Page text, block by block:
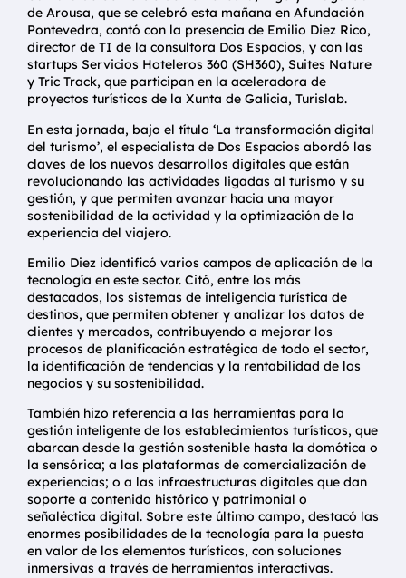
de Arousa, que se celebró esta mañana en Afundación
Pontevedra, contó con la presencia de Emilio Diez Rico,
director de TI de la consultora Dos Espacios, y con las
startups Servicios Hoteleros 360 (SH360), Suites Nature
y Tric Track, que participan en la aceleradora de
proyectos turísticos de la Xunta de Galicia, Turislab.
En esta jornada, bajo el título ‘La transformación digital
del turismo’, el especialista de Dos Espacios abordó las
claves de los nuevos desarrollos digitales que están
revolucionando las actividades ligadas al turismo y su
gestión, y que permiten avanzar hacia una mayor
sostenibilidad de la actividad y la optimización de la
experiencia del viajero.
Emilio Diez identificó varios campos de aplicación de la
tecnología en este sector. Citó, entre los más
destacados, los sistemas de inteligencia turística de
destinos, que permiten obtener y analizar los datos de
clientes y mercados, contribuyendo a mejorar los
procesos de planificación estratégica de todo el sector,
la identificación de tendencias y la rentabilidad de los
negocios y su sostenibilidad.
También hizo referencia a las herramientas para la
gestión inteligente de los establecimientos turísticos, que
abarcan desde la gestión sostenible hasta la domótica o
la sensórica; a las plataformas de comercialización de
experiencias; o a las infraestructuras digitales que dan
soporte a contenido histórico y patrimonial o
señaléctica digital. Sobre este último campo, destacó las
enormes posibilidades de la tecnología para la puesta
en valor de los elementos turísticos, con soluciones
inmersivas a través de herramientas interactivas.